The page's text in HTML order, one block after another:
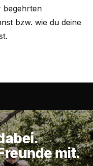
begehrten
bzw. wie du deine
mit.